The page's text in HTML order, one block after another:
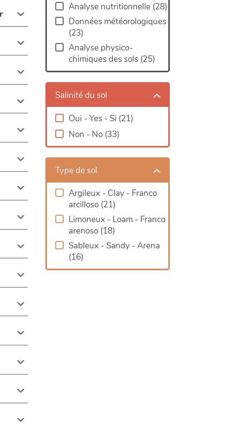
Analyse nutritionnelle (28)
Données météorologiques
(23)
Analyse physico-
chimiques des sols (25)
Salinité du sol
Oui - Yes - Si (21)
Non - No (33)
Type de sol
Argileux - Clay - Franco
arcilloso (21)
Limoneux - Loam - Franco
arenoso (18)
Sableux - Sandy - Arena
(16)